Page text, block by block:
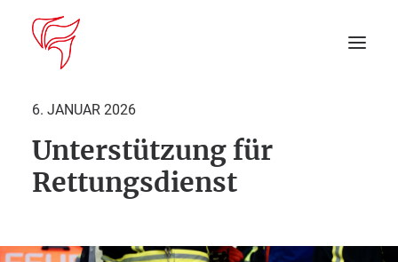
Startseite
DEIN EINSATZ
6. JANUAR 2026
Unterstützung für
Rettungsdienst